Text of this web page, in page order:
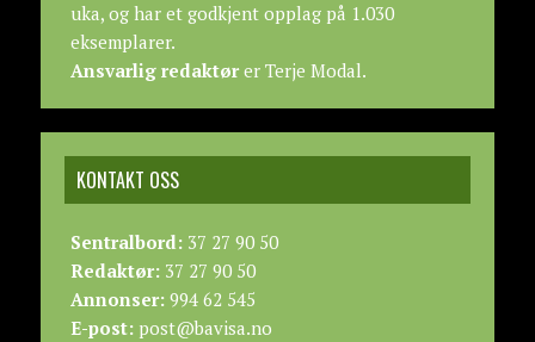
uka, og har et godkjent opplag på 1.030
eksemplarer.
Ansvarlig redaktører Terje Modal.
KONTAKT OSS
Sentralbord:37 27 90 50
Redaktør:37 27 90 50
Annonser:994 62 545
E-post:post@bavisa.no